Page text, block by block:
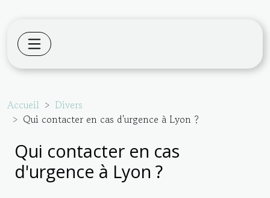
Accueil
Divers
Qui contacter en cas d'urgence à Lyon ?
Qui contacter en cas
d'urgence à Lyon ?